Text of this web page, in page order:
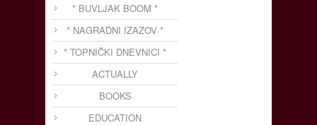
* BUVLJAK BOOM *
* NAGRADNI IZAZOV *
* TOPNIČKI DNEVNICI *
ACTUALLY
BOOKS
EDUCATION